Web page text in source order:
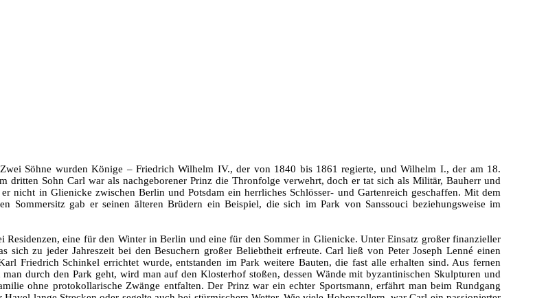
Söhne wurden Könige – Friedrich Wilhelm IV., der von 1840 bis 1861 regierte, und Wilhelm I., der am 18.
dritten Sohn Carl war als nachgeborener Prinz die Thronfolge verwehrt, doch er tat sich als Militär, Bauherr und
nicht in Glienicke zwischen Berlin und Potsdam ein herrliches Schlösser- und Gartenreich geschaffen. Mit dem
Sommersitz gab er seinen älteren Brüdern ein Beispiel, die sich im Park von Sanssouci beziehungsweise im
eine für den Winter in Berlin und eine für den Sommer in Glienicke. Unter Einsatz großer finanzieller
sich zu jeder Jahreszeit bei den Besuchern großer Beliebtheit erfreute. Carl ließ von Peter Joseph Lenné einen
Friedrich Schinkel errichtet wurde, entstanden im Park weitere Bauten, die fast alle erhalten sind. Aus fernen
durch den Park geht, wird man auf den Klosterhof stoßen, dessen Wände mit byzantinischen Skulpturen und
ohne protokollarische Zwänge entfalten. Der Prinz war ein echter Sportsmann, erfährt man beim Rundgang